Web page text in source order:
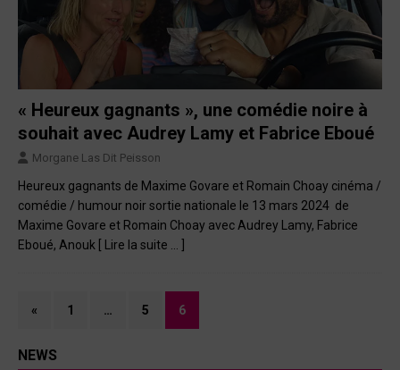
« Heureux gagnants », une comédie noire à
souhait avec Audrey Lamy et Fabrice Eboué
Morgane Las Dit Peisson
Heureux gagnants de Maxime Govare et Romain Choay cinéma /
comédie / humour noir sortie nationale le 13 mars 2024 de
Maxime Govare et Romain Choay avec Audrey Lamy, Fabrice
Eboué, Anouk [ Lire la suite … ]
« 1 … 5 6
NEWS